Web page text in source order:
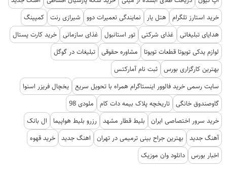
خرید استارز تلگرام هتل یار نمایندگی تعمیرات دوو شیرازی رنت کمپینگ
هدایای تبلیغاتی
غذای شرکتی تور استانبول غذای سازمانی خرید کارت پستال
لوازم یدکی تویوتا قطعات تویوتا
مشاوره حقوقی تبلیغات در گوگل
بهترین کارگزاری بورس ثبت نام آمارکتس
سایت رسمی خرید فالوور اینستاگرام همراه با تحویل سریع یخچال فریزر اسنوا
گاوصندوق خانگی تاریخچه پلاک بیمه دات کام
ملودی 98
خرید سرور اختصاصی ایران
بلیط قطار مشهد رزرو بلیط هواپیما
ال بانک
آهنگ جدید
بهترین جراح بینی ترمیمی در تهران اهنگ جدید خرید قهوه
اخبار بورس دانلود وان موزیک